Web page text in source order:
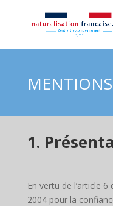
1.
En vertu de l’article
2004 pour la